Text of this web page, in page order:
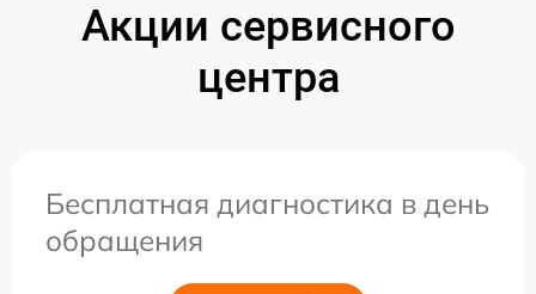
Акции сервисного
центра
Бесплатная диагностика в день
обращения